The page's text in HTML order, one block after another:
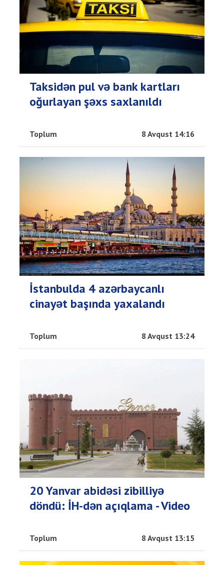
Taksidən pul və bank kartları
oğurlayan şəxs saxlanıldı
Toplum 8 Avqust 14:16
İstanbulda 4 azərbaycanlı
cinayət başında yaxalandı
Toplum 8 Avqust 13:24
20 Yanvar abidəsi zibilliyə
döndü: İH-dən açıqlama - Video
Toplum 8 Avqust 13:15